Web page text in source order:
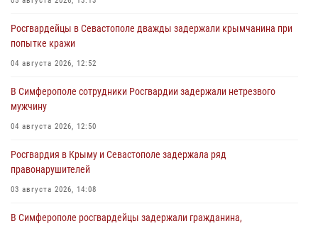
Росгвардейцы в Севастополе дважды задержали крымчанина при
попытке кражи
04 августа 2026, 12:52
В Симферополе сотрудники Росгвардии задержали нетрезвого
мужчину
04 августа 2026, 12:50
Росгвардия в Крыму и Севастополе задержала ряд
правонарушителей
03 августа 2026, 14:08
В Симферополе росгвардейцы задержали гражданина,